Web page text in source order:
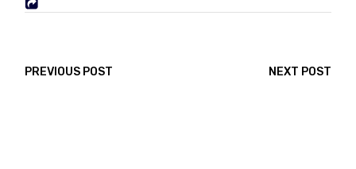
PREVIOUS POST NEXT POST